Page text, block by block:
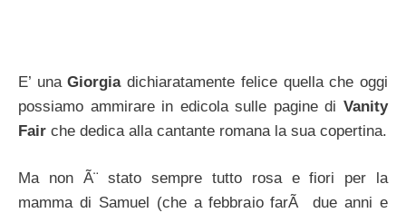
E’ unaGiorgiadichiaratamente felice quella che oggi
possiamo ammirare in edicola sulle pagine di Vanity
Fair che dedica alla cantante romana la sua copertina.
Ma non Ã¨ stato sempre tutto rosa e fiori per la
mamma di Samuel (che a febbraio farÃ due anni e